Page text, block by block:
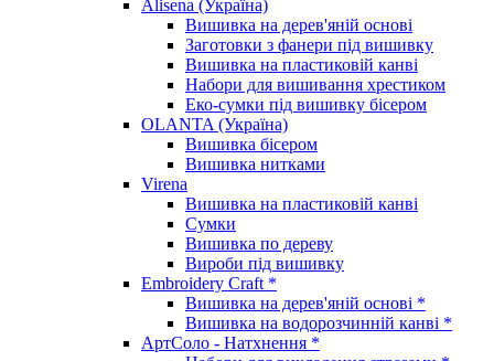
Alisena (Україна)
Вишивка на дерев'яній основі
Заготовки з фанери під вишивку
Вишивка на пластиковій канві
Набори для вишивання хрестиком
Еко-сумки під вишивку бісером
OLANTA (Україна)
Вишивка бісером
Вишивка нитками
Virena
Вишивка на пластиковій канві
Сумки
Вишивка по дереву
Вироби під вишивку
Embroidery Craft *
Вишивка на дерев'яній основі *
Вишивка на водорозчинній канві *
АртСоло - Натхнення *